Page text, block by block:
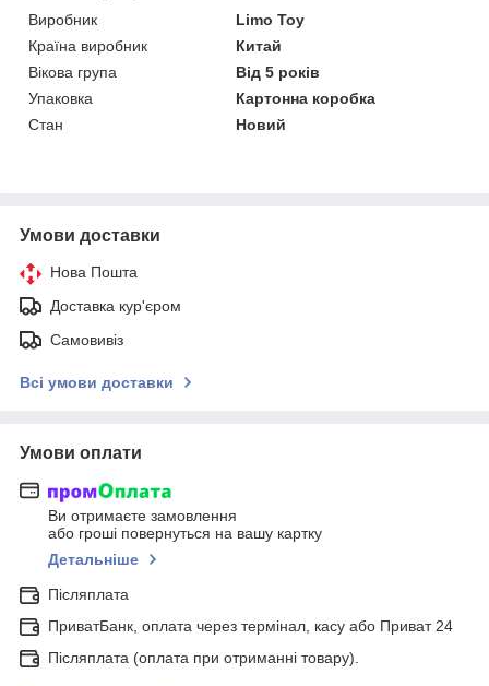
Виробник
Limo Toy
Країна виробник
Китай
Вікова група
Від 5 років
Упаковка
Картонна коробка
Стан
Новий
Умови доставки
Нова Пошта
Доставка кур'єром
Самовивіз
Всі умови доставки
Умови оплати
Ви отримаєте замовлення
або гроші повернуться на вашу картку
Детальніше
Післяплата
ПриватБанк, оплата через термінал, касу або Приват 24
Післяплата (оплата при отриманні товару).